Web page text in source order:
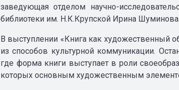
заведующая отделом научно-
библиотеки им. Н.К.Крупской Ирина Шуминова.
В выступлении «Книга как художественный
из способов культурной коммуникации.
где форма книги выступает в роли
которых основным художественным